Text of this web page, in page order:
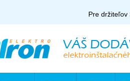
Pre držiteľov